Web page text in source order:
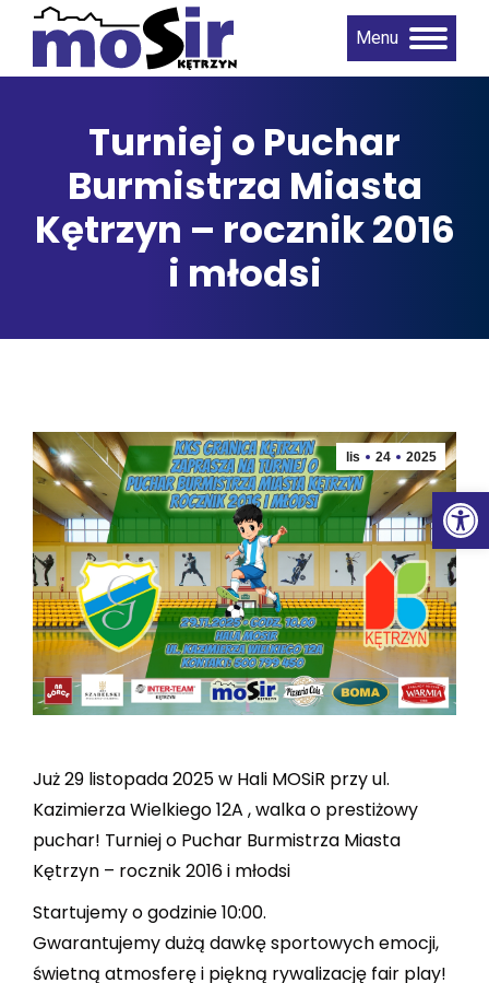
Menu
Turniej o Puchar
Burmistrza Miasta
Kętrzyn – rocznik 2016
i młodsi
lis 24 2025
Już 29 listopada 2025 w Hali MOSiR przy ul.
Kazimierza Wielkiego 12A , walka o prestiżowy
puchar! Turniej o Puchar Burmistrza Miasta
Kętrzyn – rocznik 2016 i młodsi
Startujemy o godzinie 10:00.
Gwarantujemy dużą dawkę sportowych emocji,
świetną atmosferę i piękną rywalizację fair play!